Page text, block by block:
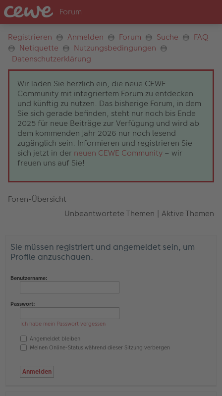
Registrieren Anmelden Forum Suche
FAQ
Netiquette
Nutzungsbedingungen
Datenschutzerklärung
Wir laden Sie herzlich ein, die neue CEWE
Community mit integriertem Forum zu entdecken
und künftig zu nutzen. Das bisherige Forum, in dem
Sie sich gerade befinden, steht nur noch bis Ende
2025 für neue Beiträge zur Verfügung und wird ab
dem kommenden Jahr 2026 nur noch lesend
zugänglich sein. Informieren und registrieren Sie
sich jetzt in der neuen CEWE Community – wir
freuen uns auf Sie!
Foren-Übersicht
Unbeantwortete Themen | Aktive Themen
Sie müssen registriert und angemeldet sein, um
Profile anzuschauen.
Benutzername:
Passwort:
Ich habe mein Passwort vergessen
Angemeldet bleiben
Meinen Online-Status während dieser Sitzung verbergen